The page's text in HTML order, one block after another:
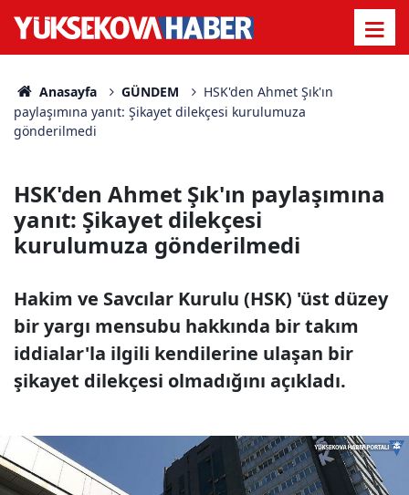
Anasayfa GÜNDEM
HSK'den Ahmet Şık'ın
paylaşımına yanıt: Şikayet dilekçesi kurulumuza
gönderilmedi
HSK'den Ahmet Şık'ın paylaşımına
yanıt: Şikayet dilekçesi
kurulumuza gönderilmedi
Hakim ve Savcılar Kurulu (HSK) 'üst düzey
bir yargı mensubu hakkında bir takım
iddialar'la ilgili kendilerine ulaşan bir
şikayet dilekçesi olmadığını açıkladı.